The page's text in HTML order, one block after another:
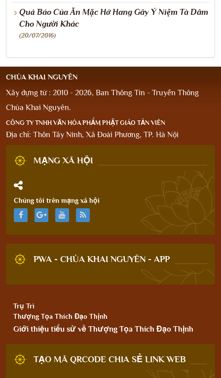
Quả Báo Của Ăn Mặc Hở Hang Gây Ý Niệm Tà Dâm
Cho Người Khác
(20/07/2016)
CHÙA KHAI NGUYÊN
Xây dựng từ : 2010 - 2026, Ban Thông Tin - Truyền Thông
Chùa Khai Nguyên.
CÔNG TY TNHH VĂN HÓA PHẨM PHẬT GIÁO TẢN VIÊN
Địa chỉ: Thôn Tây Ninh, Xã Đoài Phương, TP. Hà Nội
MẠNG XÃ HỘI
Chúng tôi trên mạng xã hội
PWA - CHÙA KHAI NGUYÊN - APP
Trụ Trì
Thượng Tọa Thích Đạo Thịnh
Giới thiệu tiểu sử về Thượng Tọa Thích Đạo Thịnh
TẠO MÃ QRCODE CHIA SẺ LINK WEB